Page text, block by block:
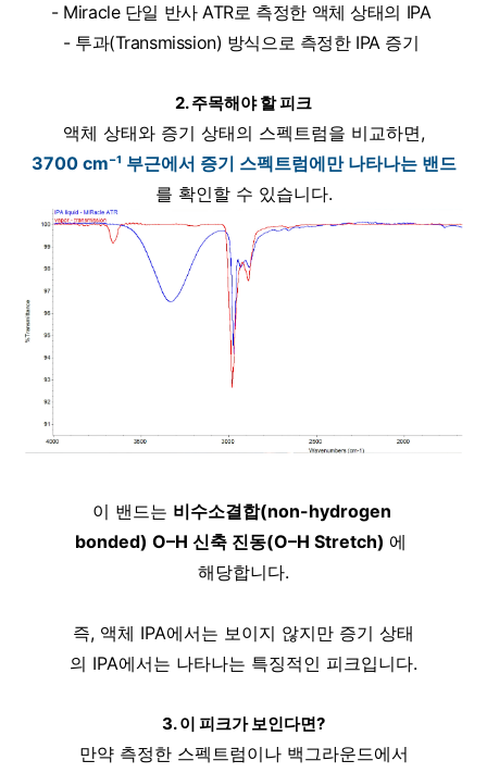
- Miracle 단일 반사 ATR로 측정한 액체 상태의 IPA
- 투과(Transmission) 방식으로 측정한 IPA 증기
2. 주목해야 할 피크
액체 상태와 증기 상태의 스펙트럼을 비교하면,
3700 cm⁻¹ 부근에서 증기 스펙트럼에만 나타나는 밴드
를 확인할 수 있습니다.
이 밴드는 비수소결합(non-hydrogen
bonded) O–H 신축 진동(O–H Stretch) 에
해당합니다.
즉, 액체 IPA에서는 보이지 않지만 증기 상태
의 IPA에서는 나타나는 특징적인 피크입니다.
3. 이 피크가 보인다면?
만약 측정한 스펙트럼이나 백그라운드에서